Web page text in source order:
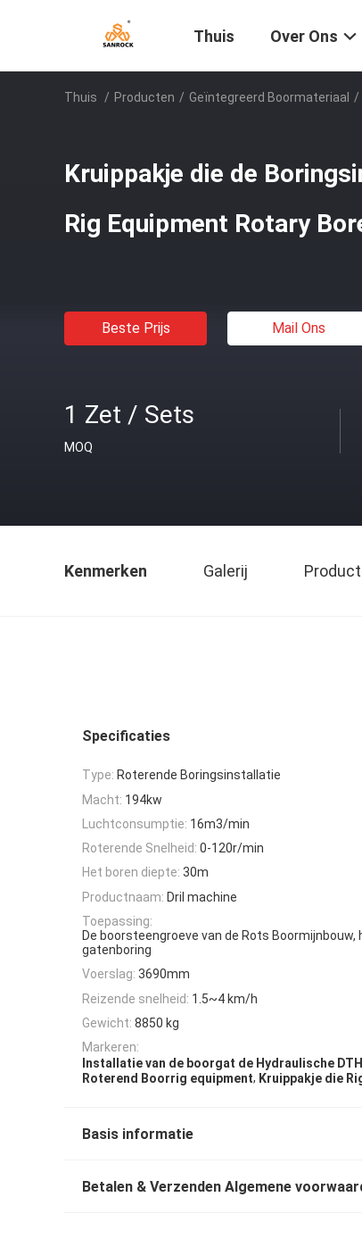
Thuis Over Ons
Thuis / Producten / Geïntegreerd Boormateriaal /
Kruippakje die de
Rig Equipment Rotary
Beste Prijs Mail Ons
1 Zet / Sets
MOQ
Kenmerken Galerij
Specificaties
Type: Roterende Boringsinstallatie
Macht: 194kw
Luchtconsumptie: 16m3/min
Roterende Snelheid: 0-120r/min
Het boren diepte: 30m
Productnaam: Dril machine
Toepassing:
De boorsteengroeve van de Rots Boormijnbouw,
gatenboring
Voerslag: 3690mm
Reizende snelheid: 1.5~4 km/h
Gewicht: 8850 kg
Markeren:
Installatie van de boorgat de Hydraulische
Roterend Boorrig equipment, Kruippakje die
Basis informatie
Betalen & Verzenden Algemene